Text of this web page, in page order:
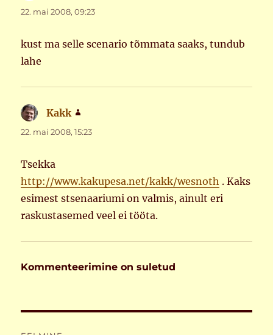
22. mai 2008, 09:23
kust ma selle scenario tõmmata saaks, tundub
lahe
Kakk
22. mai 2008, 15:23
Tsekka
http://www.kakupesa.net/kakk/wesnoth . Kaks
esimest stsenaariumi on valmis, ainult eri
raskustasemed veel ei tööta.
Kommenteerimine on suletud